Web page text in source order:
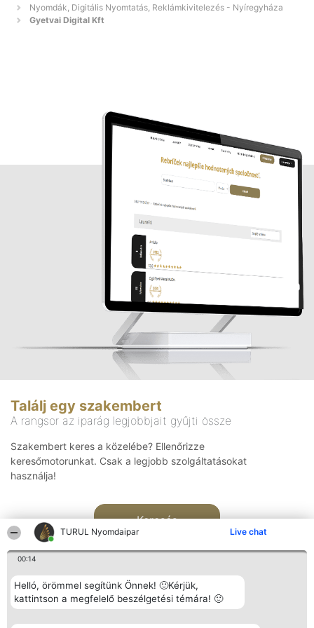
TURUL Nyomdaipar Live chat
00:14
Helló, örömmel segítünk Önnek! 🙂Kérjük,
kattintson a megfelelő beszélgetési témára! 🙂
Nyomdák, Digitális Nyomtatás, Reklámkivitelezés - Nyíregyháza
Gyetvai Digital Kft
Találj egy szakembert
A rangsor az iparág legjobbjait gyűjti össze
Szakembert keres a közelébe? Ellenőrizze
keresőmotorunkat. Csak a legjobb szolgáltatásokat
használja!
Keresés
Rangsorszervező Népszavazás Elérhetőség